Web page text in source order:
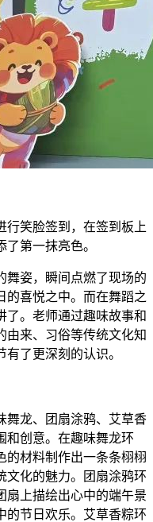
行笑脸签到，在签到板上
第一抹亮色。
舞姿，瞬间点燃了现场的
的喜悦之中。而在舞蹈之
了。老师通过趣味故事和
由来、习俗等传统文化知
了更深刻的认识。
舞龙、团扇涂鸦、艾草香
和创意。在趣味舞龙环
的材料制作出一条条栩栩
文化的魅力。团扇涂鸦环
扇上描绘出心中的端午景
的节日欢乐。艾草香粽环